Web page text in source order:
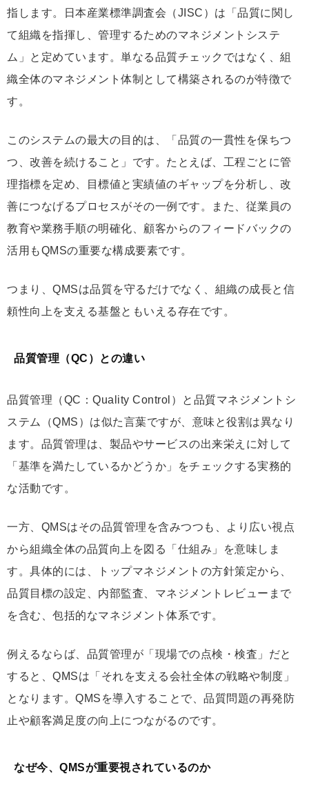
指します。日本産業標準調査会（JISC）は「品質に関し
て組織を指揮し、管理するためのマネジメントシステ
ム」と定めています。単なる品質チェックではなく、組
織全体のマネジメント体制として構築されるのが特徴で
す。
このシステムの最大の目的は、「品質の一貫性を保ちつ
つ、改善を続けること」です。たとえば、工程ごとに管
理指標を定め、目標値と実績値のギャップを分析し、改
善につなげるプロセスがその一例です。また、従業員の
教育や業務手順の明確化、顧客からのフィードバックの
活用もQMSの重要な構成要素です。
つまり、QMSは品質を守るだけでなく、組織の成長と信
頼性向上を支える基盤ともいえる存在です。
品質管理（QC）との違い
品質管理（QC：Quality Control）と品質マネジメントシ
ステム（QMS）は似た言葉ですが、意味と役割は異なり
ます。品質管理は、製品やサービスの出来栄えに対して
「基準を満たしているかどうか」をチェックする実務的
な活動です。
一方、QMSはその品質管理を含みつつも、より広い視点
から組織全体の品質向上を図る「仕組み」を意味しま
す。具体的には、トップマネジメントの方針策定から、
品質目標の設定、内部監査、マネジメントレビューまで
を含む、包括的なマネジメント体系です。
例えるならば、品質管理が「現場での点検・検査」だと
すると、QMSは「それを支える会社全体の戦略や制度」
となります。QMSを導入することで、品質問題の再発防
止や顧客満足度の向上につながるのです。
なぜ今、QMSが重要視されているのか